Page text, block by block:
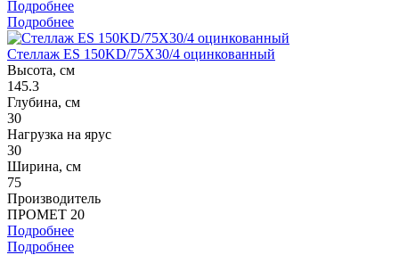
Подробнее
Подробнее
Стеллаж ES 150KD/75Х30/4 оцинкованный
Высота, см
145.3
Глубина, см
30
Нагрузка на ярус
30
Ширина, см
75
Производитель
ПРОМЕТ 20
Подробнее
Подробнее